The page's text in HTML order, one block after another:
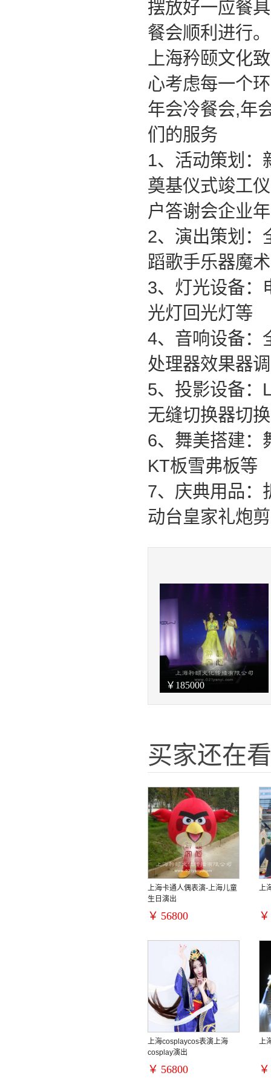
摆放好一应餐
餐会顺利进行。
上海矜颐文化
心考虑每一个
年会冷餐会,年
们的服务
1、活动策划：
奠基仪式竣工
户答谢会企业
2、演出策划：
蹈歌手乐器魔
3、灯光设备：
光灯回光灯等
4、音响设备：
处理器效果器
5、投影设备：
无缝切换器切
6、舞美搭建：
KT板雪弗板等
7、庆典用品：
动台皇家礼炮
￥ 185000
买家还在看
上海卡通人偶表演-上海儿童
生日演出
￥ 56800
上
￥
上海cosplaycos表演上海
cosplay演出
￥ 56800
上
￥